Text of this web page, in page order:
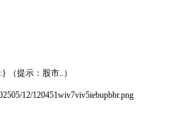
（提示：股市..）
12/120451wiv7viv5iebupbbr.png